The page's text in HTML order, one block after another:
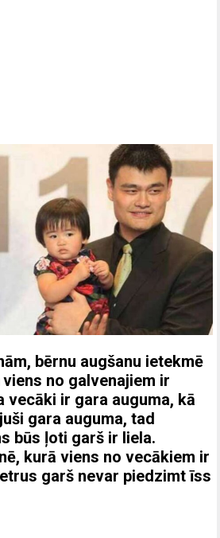
bērnu augšanu ietekmē
no galvenajiem ir
vecāki ir gara auguma, kā
gara auguma, tad
būs ļoti garš ir liela.
kurā viens no vecākiem ir
garš nevar piedzimt īss